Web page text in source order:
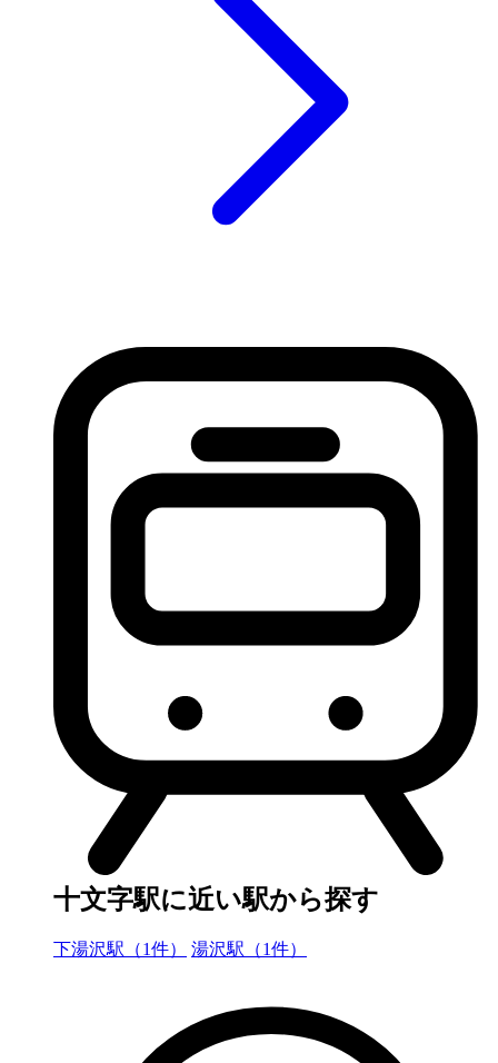
十文字駅に近い駅から探す
下湯沢駅（1件） 湯沢駅（1件）